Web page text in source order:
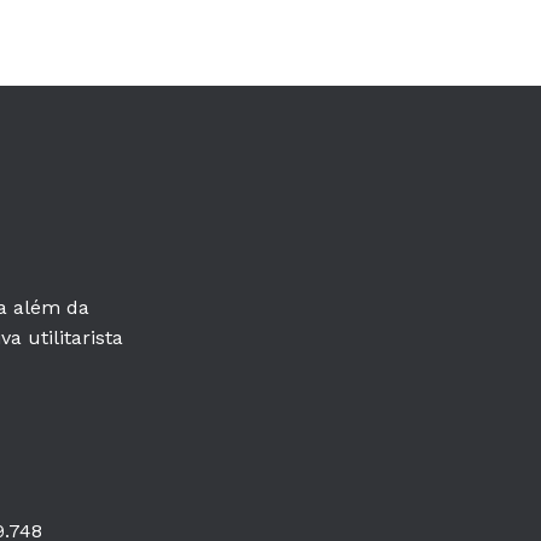
além da
utilitarista